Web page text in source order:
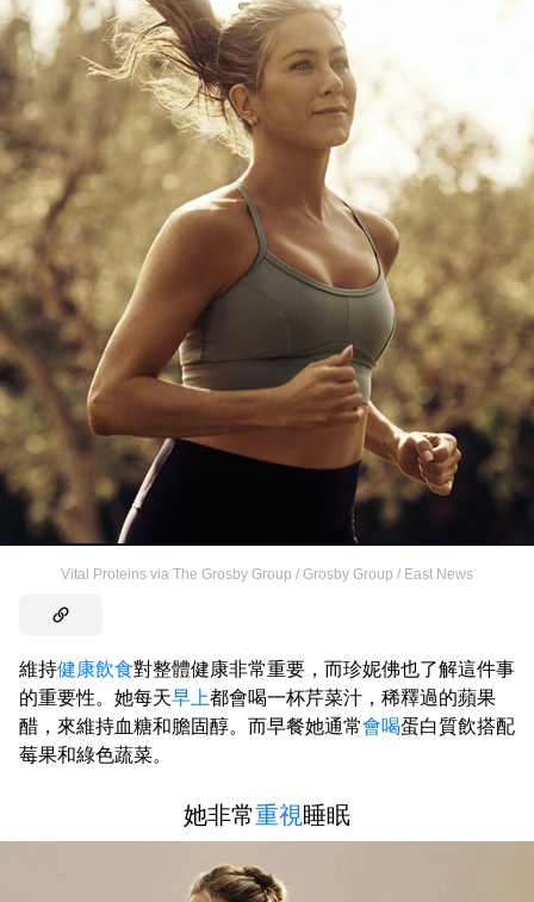
Vital Proteins via The Grosby Group / Grosby Group / East News
維持健康飲食對整體健康非常重要，而珍妮佛也了解這件事
的重要性。她每天早上都會喝一杯芹菜汁，稀釋過的蘋果
醋，來維持血糖和膽固醇。而早餐她通常會喝蛋白質飲搭配
莓果和綠色蔬菜。
她非常重視睡眠